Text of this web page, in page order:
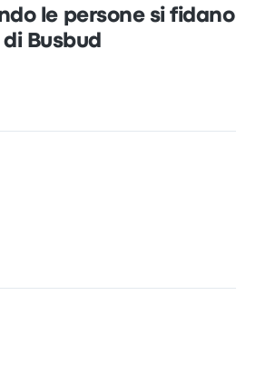
le persone si fidano
di Busbud